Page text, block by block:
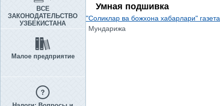
ВСЕ
ЗАКОНОДАТЕЛЬСТВО
УЗБЕКИСТАНА
Малое предприятие
Умная подшивка
"Соликлар ва божхона хабарлари"
Мундарижа